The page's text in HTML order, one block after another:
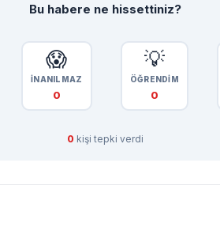
Bu habere ne hissettiniz?
😱
İNANILMAZ
0
💡
ÖĞRENDİM
0
0 kişi tepki verdi